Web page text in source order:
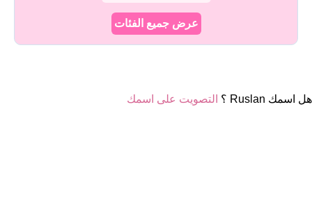
عرض جميع الفئات
هل اسمك Ruslan ؟ التصويت على اسمك